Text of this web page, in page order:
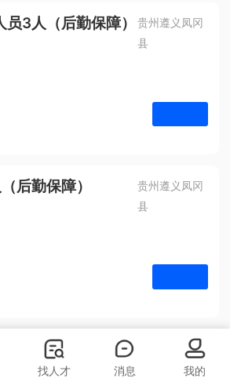
3人（后勤保障）
贵州遵义凤冈
县
后勤保障）
贵州遵义凤冈
县
找人才 消息 我的